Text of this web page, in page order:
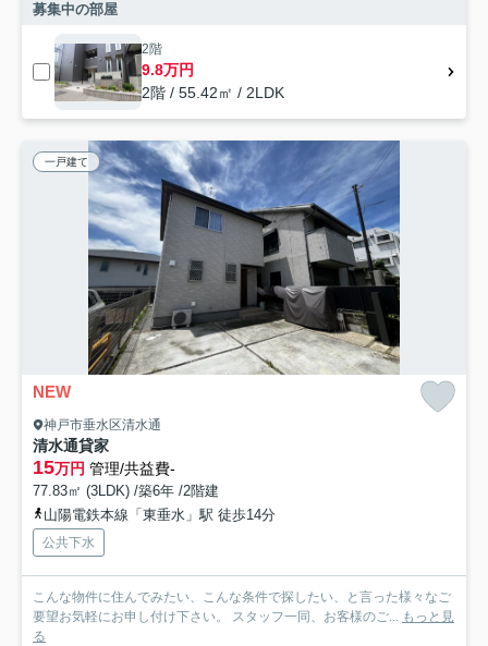
募集中の部屋
2階
9.8万円
2階 / 55.42㎡ / 2LDK
一戸建て
NEW
神戸市垂水区清水通
清水通貸家
15万円 管理/共益費-
77.83㎡ (3LDK) /築6年 /2階建
山陽電鉄本線「東垂水」駅 徒歩14分
公共下水
こんな物件に住んでみたい、こんな条件で探したい、と言った様々なご
要望お気軽にお申し付け下さい。 スタッフ一同、お客様のご... もっと見
る